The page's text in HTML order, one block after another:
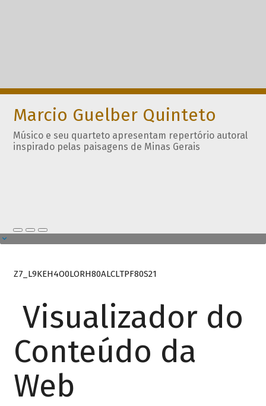
Marcio Guelber Quinteto
Músico e seu quarteto apresentam repertório autoral
inspirado pelas paisagens de Minas Gerais
Z7_L9KEH4O0LORH80ALCLTPF80S21
Visualizador do
Conteúdo da
Web